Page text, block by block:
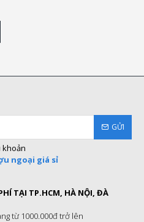
GỬI
khoản
ngoại giá sỉ
TẠI TP.HCM, HÀ NỘI, ĐÀ
từ 1000.000đ trở lên